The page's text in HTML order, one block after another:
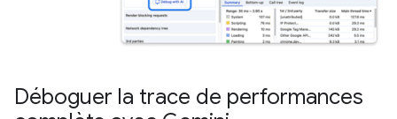
Déboguer la trace de performances